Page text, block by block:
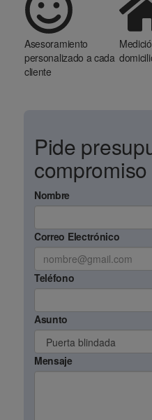
Asesoramiento
personalizado a cada
cliente
Pide
compromiso
Nombre
Correo Electrónico
Teléfono
Asunto
Mensaje